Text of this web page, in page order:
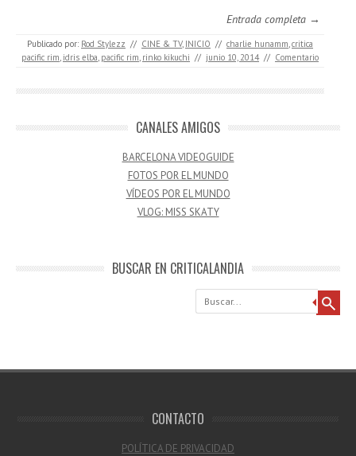
Entrada completa →
Publicado por: Rod Stylezz // CINE & TV, INICIO // charlie hunamm,critica
pacific rim, idris elba, pacific rim, rinko kikuchi // junio 10, 2014 // Comentario
CANALES AMIGOS
BARCELONA VIDEOGUIDE
FOTOS POR EL MUNDO
VÍDEOS POR EL MUNDO
VLOG: MISS SKATY
BUSCAR EN CRITICALANDIA
Buscar
CONTACTO
POLÍTICA DE PRIVACIDAD